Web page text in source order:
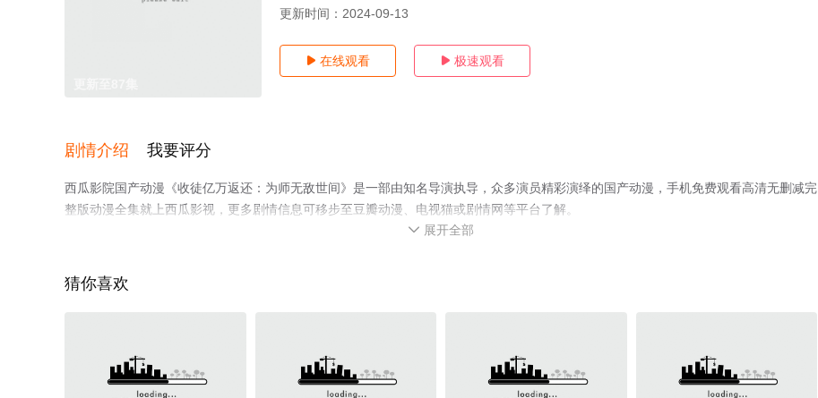
更新时间： 2024-09-13
 在线观看  极速观看
剧情介绍 我要评分
西瓜影院国产动漫《收徒亿万返还：为师无敌世间》是一部由知名导演执导，众多演员精彩演绎的国产动漫，手机免费观看高清无删减完
整版动漫全集就上西瓜影视，更多剧情信息可移步至豆瓣动漫、电视猫或剧情网等平台了解。
 展开全部
猜你喜欢